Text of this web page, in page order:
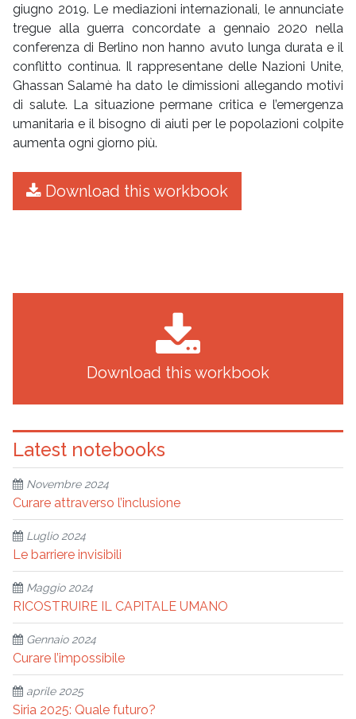
giugno 2019. Le mediazioni internazionali, le annunciate
tregue alla guerra concordate a gennaio 2020 nella
conferenza di Berlino non hanno avuto lunga durata e il
conflitto continua. Il rappresentane delle Nazioni Unite,
Ghassan Salamè ha dato le dimissioni allegando motivi
di salute. La situazione permane critica e l’emergenza
umanitaria e il bisogno di aiuti per le popolazioni colpite
aumenta ogni giorno più.
Download this workbook
Download this workbook
Latest notebooks
Novembre 2024
Curare attraverso l’inclusione
Luglio 2024
Le barriere invisibili
Maggio 2024
RICOSTRUIRE IL CAPITALE UMANO
Gennaio 2024
Curare l’impossibile
aprile 2025
Siria 2025: Quale futuro?